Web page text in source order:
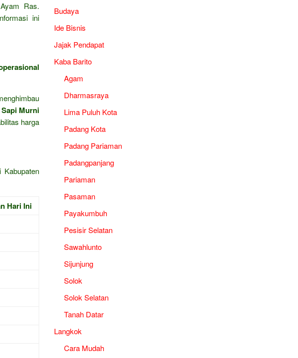
Ras.
ini
Murni
harga
Hari Ini
Budaya
Ide Bisnis
Jajak Pendapat
Kaba Barito
Agam
Dharmasraya
Lima Puluh Kota
Padang Kota
Padang Pariaman
Padangpanjang
Pariaman
Pasaman
Payakumbuh
Pesisir Selatan
Sawahlunto
Sijunjung
Solok
Solok Selatan
Tanah Datar
Langkok
Cara Mudah